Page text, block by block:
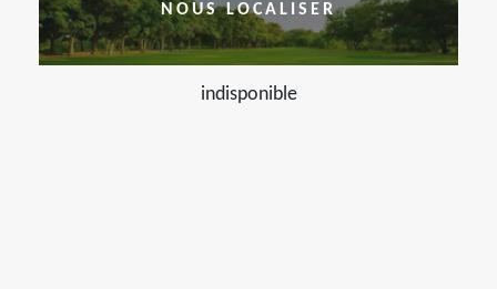
NOUS LOCALISER
indisponible